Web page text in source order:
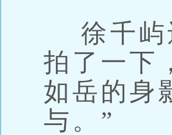
徐千屿
拍了一下
如岳的身
与。”